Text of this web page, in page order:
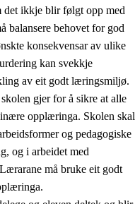
det ikkje blir følgt opp med
balansere behovet for god
konsekvensar av ulike
kan svekkje
av eit godt læringsmiljø.
gjer for å sikre at alle
opplæringa. Skolen skal
og pedagogiske
og i arbeidet med
må bruke eit godt